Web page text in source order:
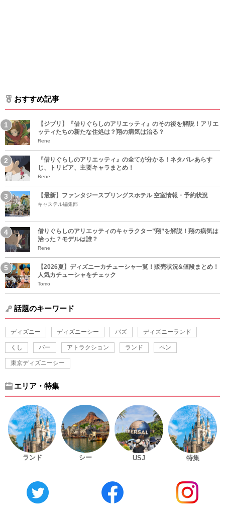
おすすめ記事
【ジブリ】『借りぐらしのアリエッティ』のその後を解説！アリエ
ッティたちの新たな住処は？翔の病気は治る？
Rene
『借りぐらしのアリエッティ』の全てが分かる！ネタバレあらす
じ、トリビア、主要キャラまとめ！
Rene
【最新】ファンタジースプリングスホテル 空室情報・予約状況
キャステル編集部
借りぐらしのアリエッティのキャラクター”翔”を解説！翔の病気は
治った？モデルは誰？
Rene
【2026夏】ディズニーカチューシャ一覧！販売状況&値段まとめ！
人気カチューシャをチェック
Tomo
話題のキーワード
ディズニー ディズニーシー バズ ディズニーランド
くし バー アトラクション ランド ペン
東京ディズニーシー
エリア・特集
ランド シー USJ 特集